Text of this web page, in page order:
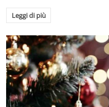
Leggi di più